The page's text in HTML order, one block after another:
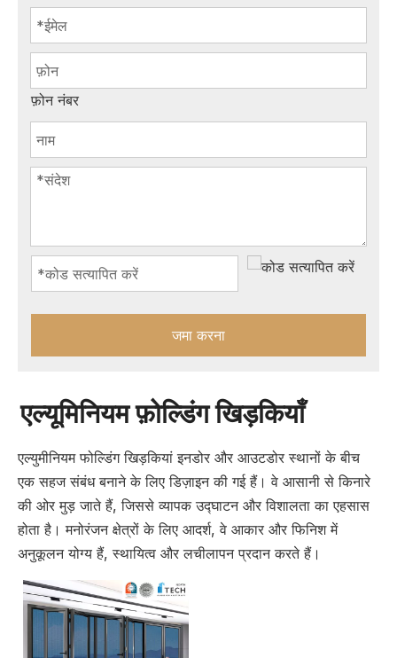
फ़ोन नंबर
जमा करना
एल्यूमिनियम फ़ोल्डिंग खिड़कियाँ
एल्युमीनियम फोल्डिंग खिड़कियां इनडोर और आउटडोर स्थानों के बीच
एक सहज संबंध बनाने के लिए डिज़ाइन की गई हैं। वे आसानी से किनारे
की ओर मुड़ जाते हैं, जिससे व्यापक उद्घाटन और विशालता का एहसास
होता है। मनोरंजन क्षेत्रों के लिए आदर्श, वे आकार और फिनिश में
अनुकूलन योग्य हैं, स्थायित्व और लचीलापन प्रदान करते हैं।